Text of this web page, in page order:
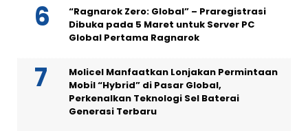
“Ragnarok Zero: Global” – Praregistrasi
Dibuka pada 5 Maret untuk Server PC
Global Pertama Ragnarok
Molicel Manfaatkan Lonjakan Permintaan
Mobil “Hybrid” di Pasar Global,
Perkenalkan Teknologi Sel Baterai
Generasi Terbaru